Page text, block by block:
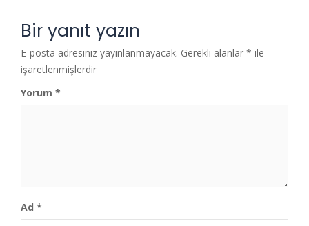
Bir yanıt yazın
E-posta adresiniz yayınlanmayacak. Gerekli alanlar * ile
işaretlenmişlerdir
Yorum *
Ad *